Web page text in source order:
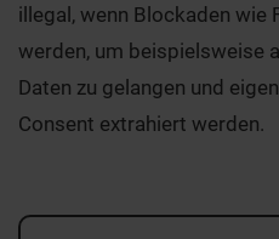
illegal, wenn Blockaden wie
werden, um beispielsweise
Daten zu gelangen und
Consent extrahiert werden.